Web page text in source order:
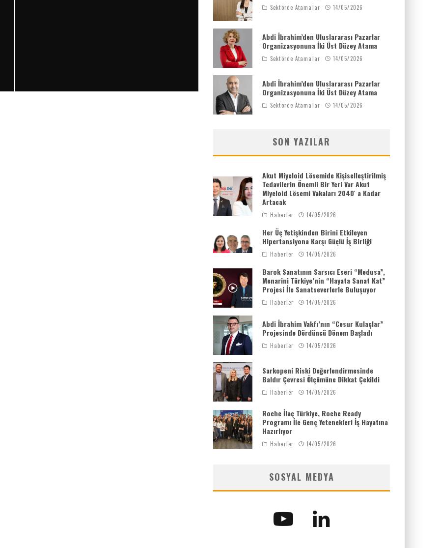
Sektörde Atamalar 14/05/2026
Abdi İbrahim’den Uluslararası Pazarlar
Organizasyonuna İki Üst Düzey Atama
Sektörde Atamalar 14/05/2026
Abdi İbrahim’den Uluslararası Pazarlar
Organizasyonuna İki Üst Düzey Atama
Sektörde Atamalar 14/05/2026
SON YAZILAR
Akut Miyeloid Lösemide Kişiselleştirilmiş
Tedavilerin Önemli Bir Yeri Var Akut
Miyeloid Lösemi Vakaları 2040′ a Kadar
Artacak
Haberler 14/05/2026
Her Üç Yetişkinden Birini Etkileyen
Hipertansiyona Karşı Güçlü İş Birliği
Haberler 14/05/2026
Barok Sanatının Sarsıcı Eseri “Medusa”,
Menarini Türkiye’nin “Hayata Sanat Kat”
Projesi İle Sanatseverlerle Buluşuyor
Haberler 14/05/2026
Abdi İbrahim Vakfı’nın “Cesur Kulaçlar”
Projesinde Dördüncü Dönem Başladı
Haberler 14/05/2026
Sarkopeni Riski Değerlendirmesinde
Baldır Çevresi Ölçümüne Dikkat Çekildi
Haberler 14/05/2026
Roche İlaç Türkiye, Roche Ready
Programı İle Genç Yetenekleri İş Hayatına
Hazırlıyor
Haberler 14/05/2026
SOSYAL MEDYA